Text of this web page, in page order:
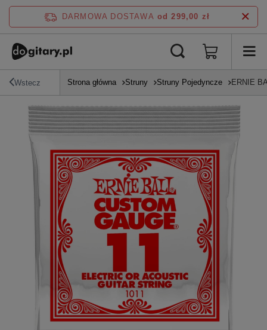
DARMOWA DOSTAWA od 299,00 zł
Wstecz Strona główna Struny Struny Pojedyncze ERNIE